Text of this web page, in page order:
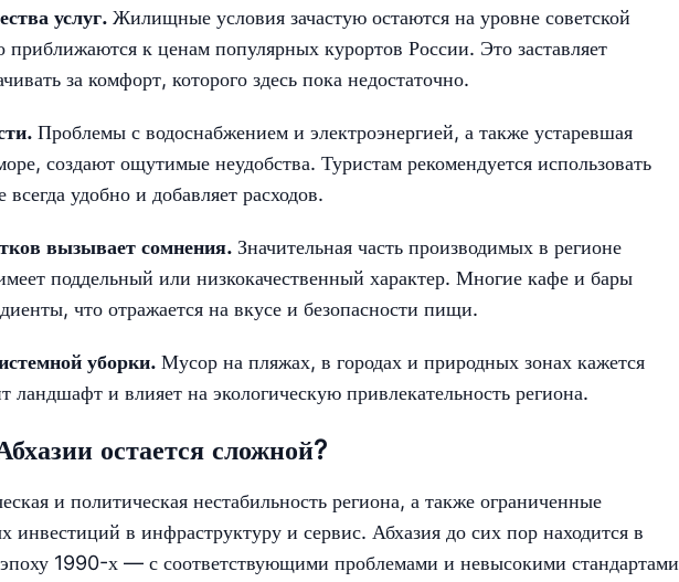
услуг. Жилищные условия зачастую остаются на уровне советской
приближаются к ценам популярных курортов России. Это заставляет
за комфорт, которого здесь пока недостаточно.
Проблемы с водоснабжением и электроэнергией, а также устаревшая
создают ощутимые неудобства. Туристам рекомендуется использовать
удобно и добавляет расходов.
вызывает сомнения. Значительная часть производимых в регионе
поддельный или низкокачественный характер. Многие кафе и бары
что отражается на вкусе и безопасности пищи.
уборки. Мусор на пляжах, в городах и природных зонах кажется
и влияет на экологическую привлекательность региона.
остается сложной?
и политическая нестабильность региона, а также ограниченные
инвестиций в инфраструктуру и сервис. Абхазия до сих пор находится в
1990-х — с соответствующими проблемами и невысокими стандартами